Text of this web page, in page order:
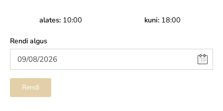
alates 10:00 kuni 18:00
Rendi algus
Rendi